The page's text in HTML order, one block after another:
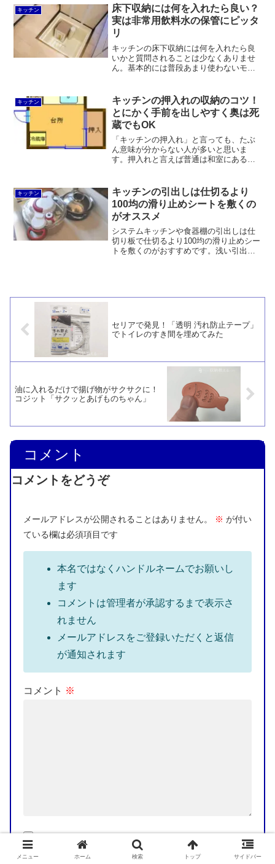
くっつけるほか、吊戸棚を活用する方法
もあります。
キッチン
床下収納には何を入れたら良い？
実は非常用飲料水の保管にピッタ
リ
キッチンの床下収納には何を入れたら良
いかと質問されることは少なくありませ
ん。基本的には普段あまり使わないモ
ッチしたモノが理想です。非常用飲料水
を保管するのも良いでしょう。
キッチン
キッチンの押入れの収納のコツ！
とにかく手前を出しやすく奥は死
蔵でもOK
「キッチンの押入れ」と言っても、たぶ
ん意味が分からない人が多いと思いま
す。押入れと言えば普通は和室にあるも
りませんが、かと言って押入れがキッチ
ンにあるという状況はイメー...
キッチン
キッチンの引出しは仕切るより
100均の滑り止めシートを敷くの
がオススメ
システムキッチンや食器棚の引出しは仕
切り板で仕切るより100均の滑り止めシー
トを敷くのがおすすめです。浅い引出し
と言えます。
セリアで発見！「透明 汚れ防止テープ」
でトイレのすき間を埋めてみた
油に入れるだけで揚げ物がサクサクに！
コジット「サクッとあげものちゃん」
コメント
コメントをどうぞ
メールアドレスが公開されることはありません。 ※ が付い
ている欄は必須項目です
本名ではなくハンドルネームでお願いし
ます
コメントは管理者が承認するまで表示さ
れません
メールアドレスをご登録いただくと返信
が通知されます
コメント ※
画像を添付できま
す※JPG・JPEGのみ
メニュー ホーム 検索 トップ サイドバー